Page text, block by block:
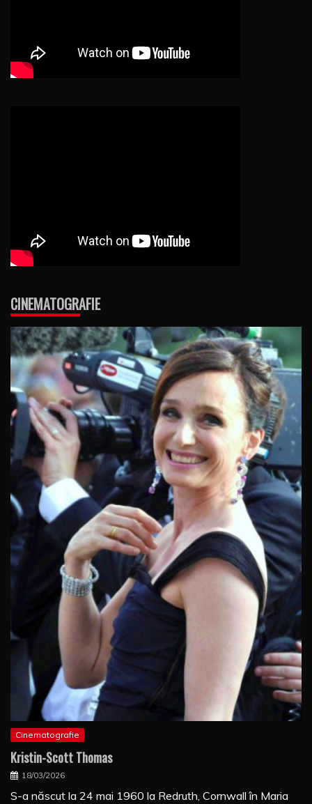
CINEMATOGRAFIE
Cinematografie
Kristin-Scott Thomas
18/03/2026
S-a născut la 24 mai 1960 la Redruth, Cornwall în Maria